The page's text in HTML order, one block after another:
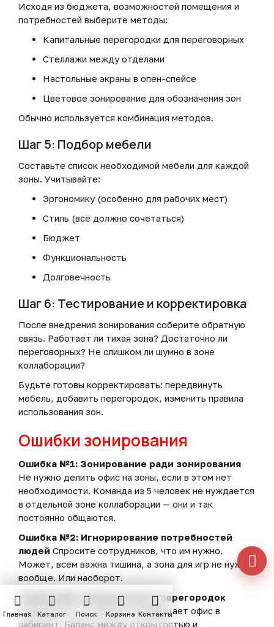
Исходя из бюджета, возможностей помещения и
потребностей выберите методы:
Капитальные перегородки для переговорных
Стеллажи между отделами
Настольные экраны в опен-спейсе
Цветовое зонирование для обозначения зон
Обычно используется комбинация методов.
Шаг 5: Подбор мебели
Составьте список необходимой мебели для каждой
зоны. Учитывайте:
Эргономику (особенно для рабочих мест)
Стиль (всё должно сочетаться)
Бюджет
Функциональность
Долговечность
Шаг 6: Тестирование и корректировка
После внедрения зонирования соберите обратную
связь. Работает ли тихая зона? Достаточно ли
переговорных? Не слишком ли шумно в зоне
коллаборации?
Будьте готовы корректировать: передвинуть
мебель, добавить перегородок, изменить правила
использования зон.
Ошибки зонирования
Ошибка №1: Зонирование ради зонирования
Не нужно делить офис на зоны, если в этом нет
необходимости. Команда из 5 человек не нуждается
в отдельной зоне коллаборации — они и так
постоянно общаются.
Ошибка №2: Игнорирование потребностей
людей Спросите сотрудников, что им нужно.
Может, всем важна тишина, а зона для игр не нужна
вообще. Или наоборот.
Ошибка №3: Слишком много перегородок
Желание всё отгородить превращает офис в
лабиринт. Баланс между открытостью и
Главная Каталог Поиск Корзина Контакты